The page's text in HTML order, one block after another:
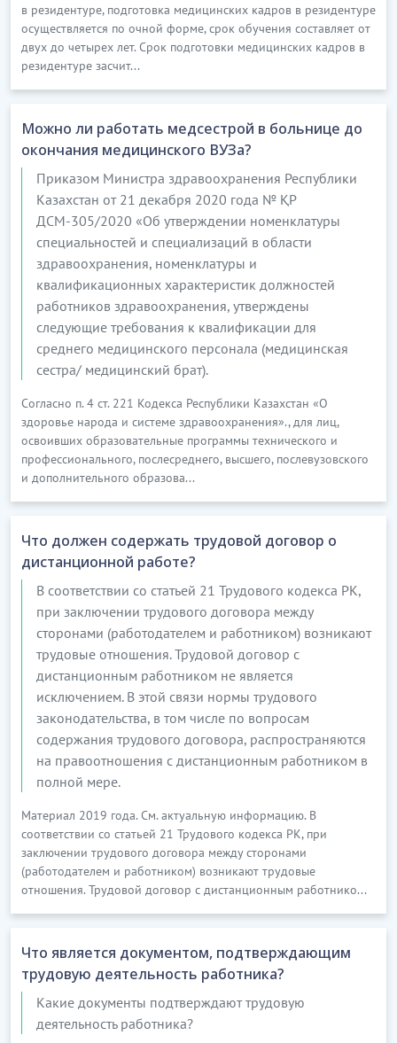
в резидентуре, подготовка медицинских кадров в резидентуре
осуществляется по очной форме, срок обучения составляет от
двух до четырех лет. Срок подготовки медицинских кадров в
резидентуре засчит...
Можно ли работать медсестрой в больнице до
окончания медицинского ВУЗа?
Приказом Министра здравоохранения Республики
Казахстан от 21 декабря 2020 года № ҚР
ДСМ-305/2020 «Об утверждении номенклатуры
специальностей и специализаций в области
здравоохранения, номенклатуры и
квалификационных характеристик должностей
работников здравоохранения, утверждены
следующие требования к квалификации для
среднего медицинского персонала (медицинская
сестра/ медицинский брат).
Согласно п. 4 ст. 221 Кодекса Республики Казахстан «О
здоровье народа и системе здравоохранения»., для лиц,
освоивших образовательные программы технического и
профессионального, послесреднего, высшего, послевузовского
и дополнительного образова...
Что должен содержать трудовой договор о
дистанционной работе?
В соответствии со статьей 21 Трудового кодекса РК,
при заключении трудового договора между
сторонами (работодателем и работником) возникают
трудовые отношения. Трудовой договор с
дистанционным работником не является
исключением. В этой связи нормы трудового
законодательства, в том числе по вопросам
содержания трудового договора, распространяются
на правоотношения с дистанционным работником в
полной мере.
Материал 2019 года. См. актуальную информацию. В
соответствии со статьей 21 Трудового кодекса РК, при
заключении трудового договора между сторонами
(работодателем и работником) возникают трудовые
отношения. Трудовой договор с дистанционным работнико...
Что является документом, подтверждающим
трудовую деятельность работника?
Какие документы подтверждают трудовую
деятельность работника?